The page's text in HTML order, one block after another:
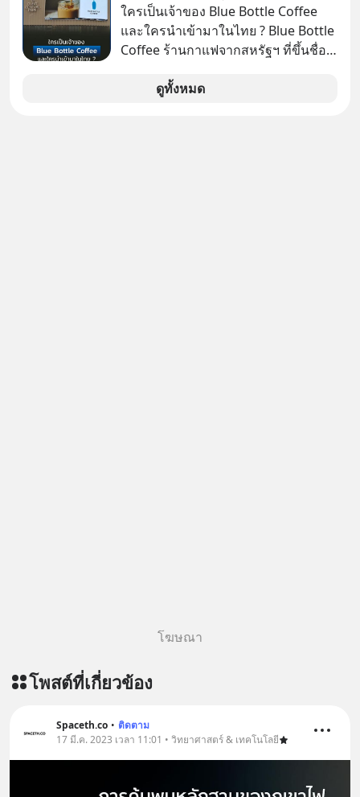
เดือนก่อนและอยากดูมาก ด้วยเพราะว่า
อากงก็มาจากเมืองจีน ป๊าก็พูดแต้จิ๋วได้
มีเรื่องราวมีความผูกพันที่ได้ยินตั้งแต่
ใครเป็นเจ้าของ Blue Bottle Coffee
และใครนำเข้ามาในไทย ? Blue Bottle
Coffee ร้านกาแฟจากสหรัฐฯ ที่ขึ้นชื่อ
แรกในประเทศไทย ที่ Central Park
ดูทั้งหมด
โฆษณา
โพสต์ที่เกี่ยวข้อง
Spaceth.co • ติดตาม
17 มี.ค. 2023 เวลา 11:01 • วิทยาศาสตร์ & เทคโนโลยี